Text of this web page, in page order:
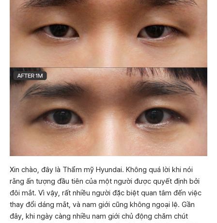
Xin chào, đây là Thẩm mỹ Hyundai. Không quá lời khi nói
rằng ấn tượng đầu tiên của một người được quyết định bởi
đôi mắt. Vì vậy, rất nhiều người đặc biệt quan tâm đến việc
thay đổi dáng mắt, và nam giới cũng không ngoại lệ. Gần
đây, khi ngày càng nhiều nam giới chủ động chăm chút